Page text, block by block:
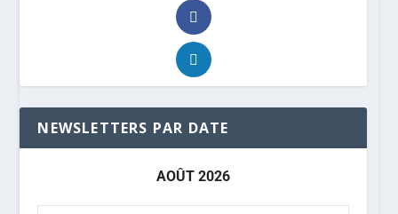
NEWSLETTERS PAR DATE
AOÛT 2026